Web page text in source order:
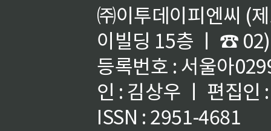
㈜이투데이피엔씨 (
이빌딩 15층 ㅣ ☎
등록번호 : 서울아
인 : 김상우 ㅣ 편집인
ISSN : 2951-4681